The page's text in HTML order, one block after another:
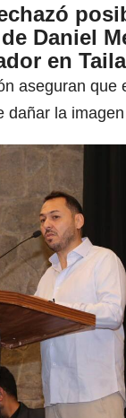
Daniel
en
aseguran que
dañar la